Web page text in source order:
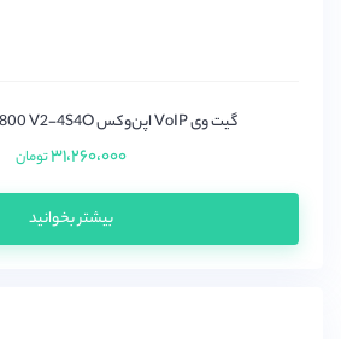
گیت وی VoIP اپن‌وکس OpenVox iAG800 V2-4S4O
۳۱،۲۶۰،۰۰۰تومان
بیشتر بخوانید